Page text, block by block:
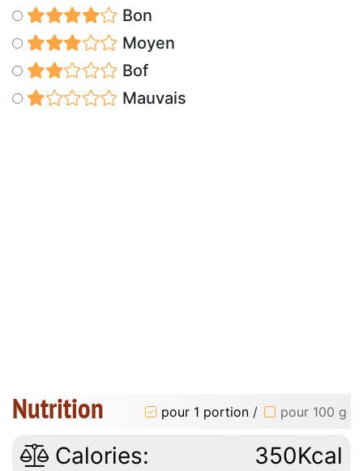
Bon
Moyen
Bof
Mauvais
Nutrition pour 1 portion / pour 100 g
Calories: 350Kcal